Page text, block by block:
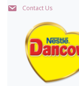
Contact Us